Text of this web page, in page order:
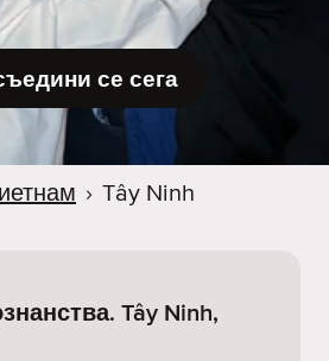
се сега
› Tây Ninh
Tây Ninh,